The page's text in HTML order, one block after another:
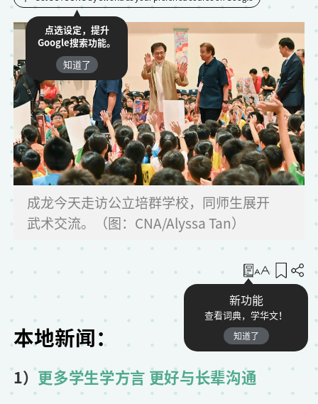
点选设定，提升
Google搜索功能。
知道了
成龙今天走访公立培群学校，同师生展开
武术交流。（图：CNA/Alyssa Tan）
新功能
查看词典，学华文！
知道了
收藏
本地新闻：
1）更多学生学方言 更好与长辈沟通